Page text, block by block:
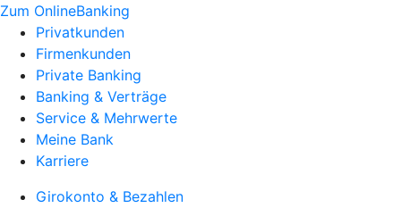
Zum OnlineBanking
Privatkunden
Firmenkunden
Private Banking
Banking & Verträge
Service & Mehrwerte
Meine Bank
Karriere
Girokonto & Bezahlen